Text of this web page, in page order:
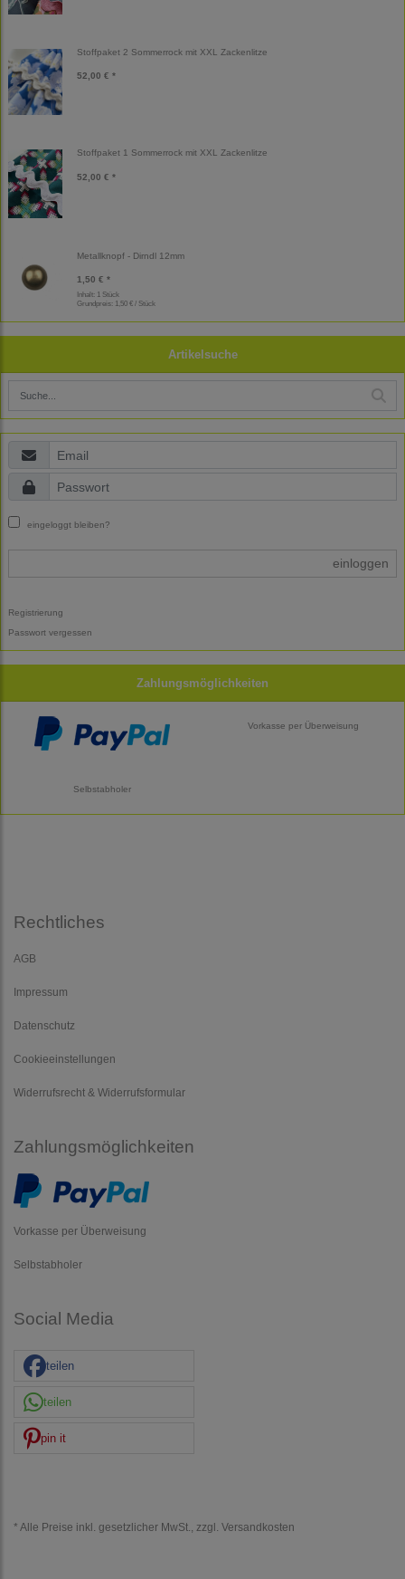
Stoffpaket 2 Sommerrock mit XXL Zackenlitze
52,00 € *
Stoffpaket 1 Sommerrock mit XXL Zackenlitze
52,00 € *
Metallknopf - Dirndl 12mm
1,50 € *
Inhalt: 1 Stück
Grundpreis: 1,50 € / Stück
Artikelsuche
eingeloggt bleiben?
einloggen
Registrierung
Passwort vergessen
Zahlungsmöglichkeiten
Vorkasse per Überweisung
Selbstabholer
Rechtliches
AGB
Impressum
Datenschutz
Cookieeinstellungen
Widerrufsrecht & Widerrufsformular
Zahlungsmöglichkeiten
Vorkasse per Überweisung
Selbstabholer
Social Media
teilen
teilen
pin it
* Alle Preise inkl. gesetzlicher MwSt., zzgl. Versandkosten